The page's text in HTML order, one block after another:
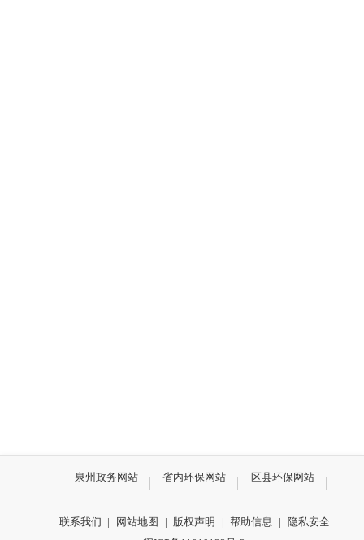
泉州政务网站 省内环保网站 区县环保网站
联系我们 | 网站地图 | 版权声明 | 帮助信息 |
隐私安全